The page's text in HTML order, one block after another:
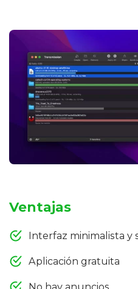
Ventajas
Interfaz minimalista y
Aplicación gratuita
No hay anuncios